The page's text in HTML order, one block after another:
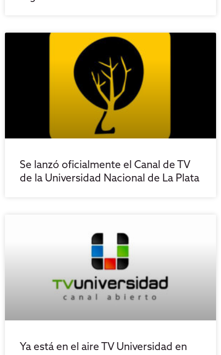
Se lanzó oficialmente el Canal de TV
de la Universidad Nacional de La Plata
Ya está en el aire TV Universidad en